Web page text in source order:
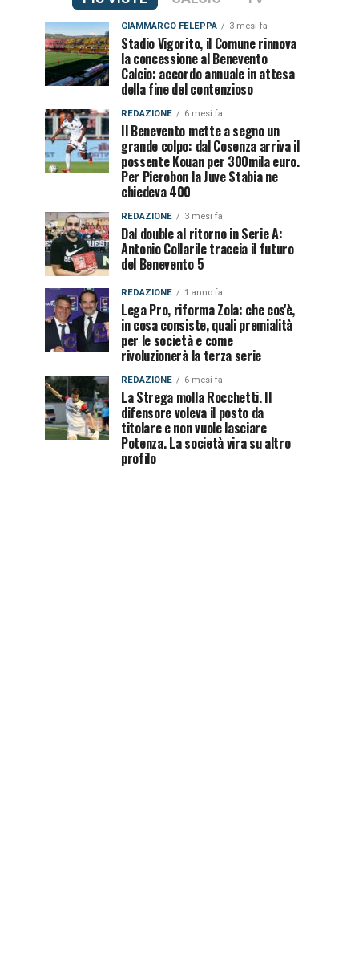
GIAMMARCO FELEPPA 3 mesi fa
Stadio Vigorito, il Comune rinnova
la concessione al Benevento
Calcio: accordo annuale in attesa
della fine del contenzioso
REDAZIONE 6 mesi fa
Il Benevento mette a segno un
grande colpo: dal Cosenza arriva il
possente Kouan per 300mila euro.
Per Pierobon la Juve Stabia ne
chiedeva 400
REDAZIONE 3 mesi fa
Dal double al ritorno in Serie A:
Antonio Collarile traccia il futuro
del Benevento 5
REDAZIONE 1 anno fa
Lega Pro, riforma Zola: che cos'è,
in cosa consiste, quali premialità
per le società e come
rivoluzionerà la terza serie
REDAZIONE 6 mesi fa
La Strega molla Rocchetti. Il
difensore voleva il posto da
titolare e non vuole lasciare
Potenza. La società vira su altro
profilo